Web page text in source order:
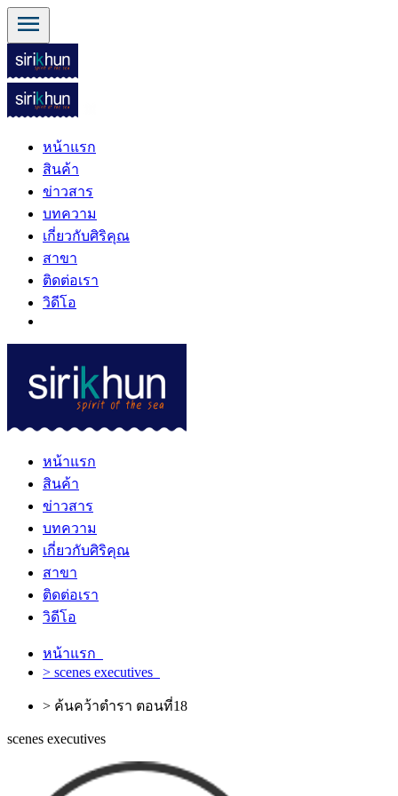
menu
หน้าแรก
สินค้า
ข่าวสาร
บทความ
เกี่ยวกับศิริคุณ
สาขา
ติดต่อเรา
วิดีโอ
หน้าแรก
สินค้า
ข่าวสาร
บทความ
เกี่ยวกับศิริคุณ
สาขา
ติดต่อเรา
วิดีโอ
หน้าแรก
> scenes executives
> ค้นคว้าตำรา ตอนที่18
scenes executives